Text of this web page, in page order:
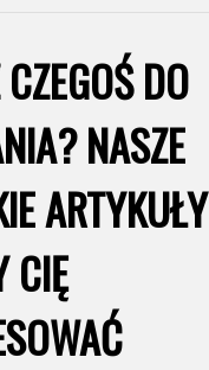
DO
NASZE
ARTYKUŁY
CIĘ